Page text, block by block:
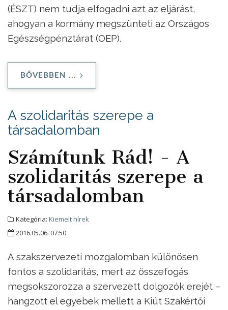
(ÉSZT) nem tudja elfogadni azt az eljárást,
ahogyan a kormány megszünteti az Országos
Egészségpénztárat (OEP).
BŐVEBBEN ...
A szolidaritás szerepe a
társadalomban
Számítunk Rád! - A
szolidaritás szerepe a
társadalomban
Kategória: Kiemelt hírek
2016.05.06. 07:50
A szakszervezeti mozgalomban különösen
fontos a szolidaritás, mert az összefogás
megsokszorozza a szervezett dolgozók erejét –
hangzott el egyebek mellett a Kiút Szakértői